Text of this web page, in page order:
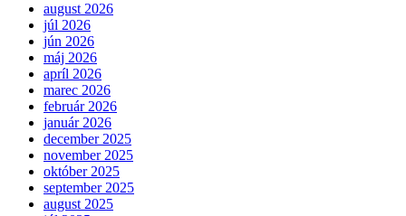
august 2026
júl 2026
jún 2026
máj 2026
apríl 2026
marec 2026
február 2026
január 2026
december 2025
november 2025
október 2025
september 2025
august 2025